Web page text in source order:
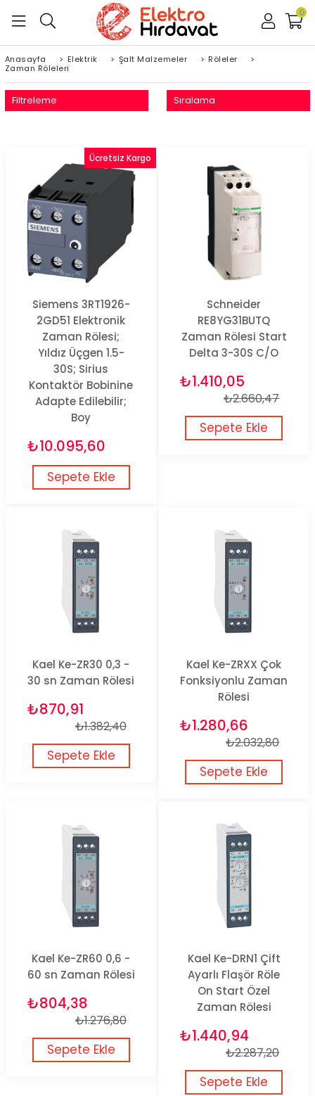
0
Anasayfa > Elektrik > Şalt Malzemeler > Röleler
>
Zaman Röleleri
Filtreleme Sıralama
Siemens 3RT1926-
2GD51 Elektronik
Zaman Rölesi;
Yıldız Üçgen 1.5-
30S; Sirius
Kontaktör Bobinine
Adapte Edilebilir;
Boy
₺10.095,60
Sepete Ekle
Ücretsiz Kargo
Schneider
RE8YG31BUTQ
Zaman Rölesi Start
Delta 3-30S C/O
₺1.410,05
₺2.660,47
Sepete Ekle
Kael Ke-ZR30 0,3 -
30 sn Zaman Rölesi
₺870,91
₺1.382,40
Sepete Ekle
Kael Ke-ZRXX Çok
Fonksiyonlu Zaman
Rölesi
₺1.280,66
₺2.032,80
Sepete Ekle
Kael Ke-ZR60 0,6 -
60 sn Zaman Rölesi
₺804,38
₺1.276,80
Sepete Ekle
Kael Ke-DRN1 Çift
Ayarlı Flaşör Röle
On Start Özel
Zaman Rölesi
₺1.440,94
₺2.287,20
Sepete Ekle